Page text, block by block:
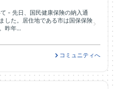
- 先日、国民健康保険の納入通
した。居住地である市は国保保険
昨年...
コミュニティへ